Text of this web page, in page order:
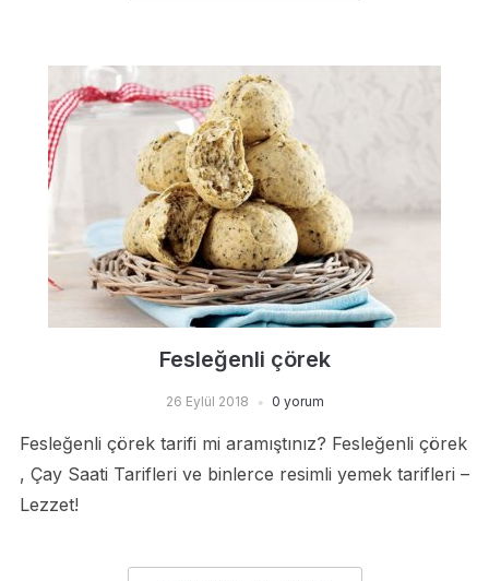
Fesleğenli çörek
26 Eylül 2018 0 yorum
Fesleğenli çörek tarifi mi aramıştınız? Fesleğenli çörek
, Çay Saati Tarifleri ve binlerce resimli yemek tarifleri –
Lezzet!